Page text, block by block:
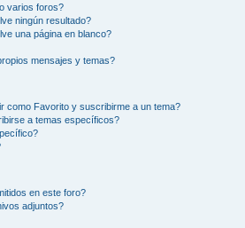
varios foros?
ningún resultado?
una página en blanco?
mensajes y temas?
como Favorito y suscribirme a un tema?
a temas específicos?
en este foro?
adjuntos?